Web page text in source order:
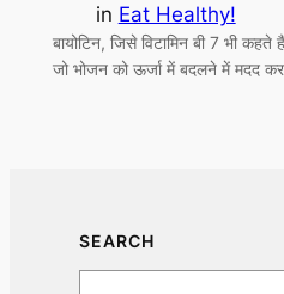
in Eat Healthy!
बायोटिन, जिसे विटामिन बी 7 भी
जो भोजन को ऊर्जा में बदलने में मदद
SEARCH